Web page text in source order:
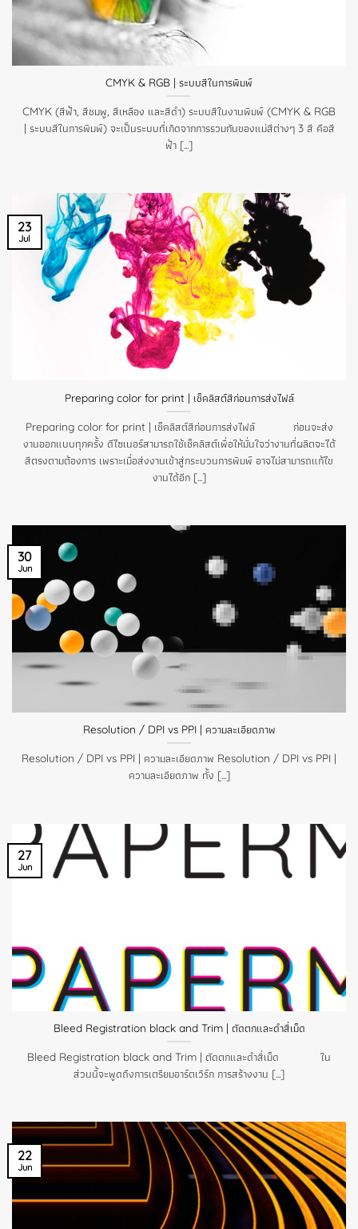
CMYK & RGB | ระบบสีในการพิมพ์
CMYK (สีฟ้า, สีชมพู, สีเหลือง และสีดำ) ระบบสีในงานพิมพ์ (CMYK & RGB
| ระบบสีในการพิมพ์) จะเป็นระบบที่เกิดจากการรวมกันของแม่สีต่างๆ 3 สี คือสี
ฟ้า [...]
Preparing color for print | เช็คลิสต์สีก่อนการส่งไฟล์
Preparing color for print | เช็คลิสต์สีก่อนการส่งไฟล์ ก่อนจะส่ง
งานออกแบบทุกครั้ง ดีไซเนอร์สามารถใช้เช็คลิสต์เพื่อให้มั่นใจว่างานที่ผลิตจะได้
สีตรงตามต้องการ เพราะเมื่อส่งงานเข้าสู่กระบวนการพิมพ์ อาจไม่สามารถแก้ไข
งานได้อีก [...]
23
Jul
Resolution / DPI vs PPI | ความละเอียดภาพ
Resolution / DPI vs PPI | ความละเอียดภาพ Resolution / DPI vs PPI |
ความละเอียดภาพ ทั้ง [...]
30
Jun
Bleed Registration black and Trim | ตัดตกและดำสี่เม็ด
Bleed Registration black and Trim | ตัดตกและดำสี่เม็ด ใน
ส่วนนี้จะพูดถึงการเตรียมอาร์ตเวิร์ก การสร้างงาน [...]
27
Jun
22
Jun